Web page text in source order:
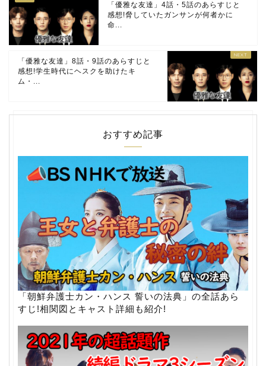
「優雅な友達」4話・5話のあらすじと
感想!脅していたガンサンが何者かに
命...
「優雅な友達」8話・9話のあらすじと
感想!学生時代にヘスクを助けたキ
ム・...
おすすめ記事
「朝鮮弁護士カン・ハンス 誓いの法典」の全話あら
すじ!相関図とキャスト詳細も紹介!